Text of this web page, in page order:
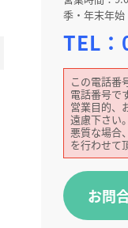
季・年末年始
TEL：
この電話番
電話番号で
営業目的、
遠慮下さい。
悪質な場合
を行わせて
お問